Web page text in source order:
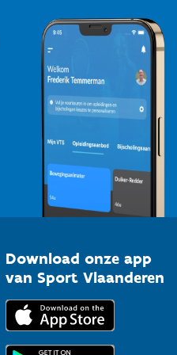
Download onze app
van Sport Vlaanderen